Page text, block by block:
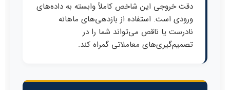
دقت خروجی این شاخص کاملاً وابسته به داده‌های
ورودی است. استفاده از بازدهی‌های ماهانه
نادرست یا ناقص می‌تواند شما را در
تصمیم‌گیری‌های معاملاتی گمراه کند.